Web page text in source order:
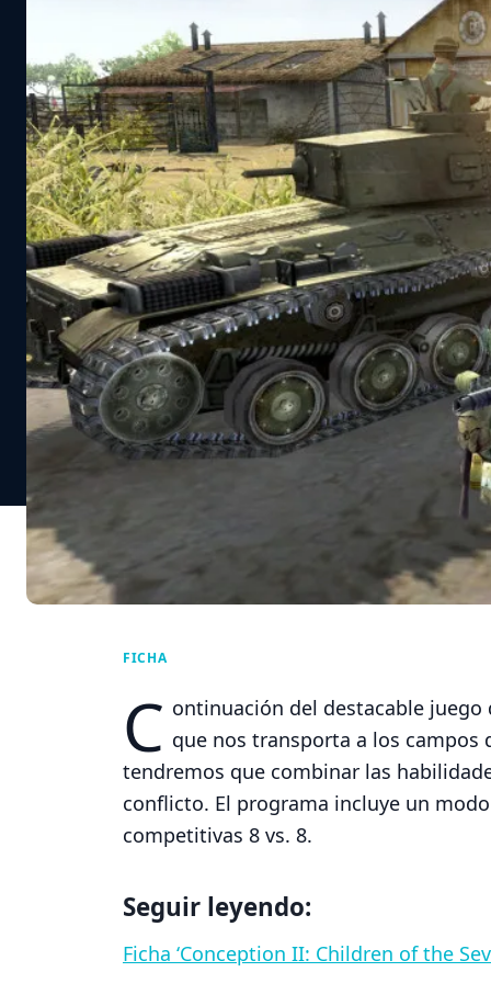
FICHA
C ontinuación del destacable
que nos transporta a los campos
tendremos que combinar las
conflicto. El programa incluye un
competitivas 8 vs. 8.
Seguir leyendo:
Ficha ‘Conception II: Children of the